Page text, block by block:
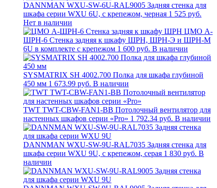
DANNMAN WXU-SW-6U-RAL9005 Задняя стенка для
шкафа серии WXU 6U, с крепежом, черная 1 525 руб.
Нет в наличии
ЦМО А-
ШРН-6 Стенка задняя к шкафу ШРН, ШРН-Э и ШРН-М
6U в комплекте с крепежом 1 600 руб. В наличии
SYSMATRIX SH 4002.700 Полка для шкафа глубиной
450 мм 1 673.99 руб. В наличии
TWT TWT-CBW-FAN1-BB Потолочный вентилятор для
настенных шкафов серии «Pro» 1 792.34 руб. В наличии
DANNMAN WXU-SW-9U-RAL7035 Задняя стенка для
шкафа серии WXU 9U, с крепежом, серая 1 830 руб. В
наличии